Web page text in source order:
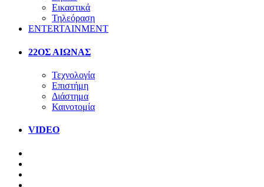
Εικαστικά
Τηλεόραση
ENTERTAINMENT
22ΟΣ ΑΙΩΝΑΣ
Τεχνολογία
Επιστήμη
Διάστημα
Καινοτομία
VIDEO